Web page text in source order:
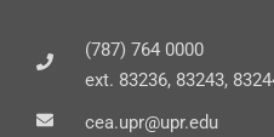
(787) 764 0000
ext. 83236, 83243,
cea.upr@upr.edu